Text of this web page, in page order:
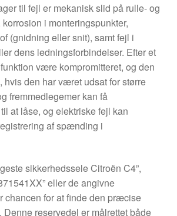
til fejl er mekanisk slid på rulle- og
i monteringspunkter,
(gnidning eller snit), samt fejl i
dens ledningsforbindelser. Efter et
være kompromitteret, og den
hvis den har været udsat for større
fremmedlegemer kan få
at låse, og elektriske fejl kan
af spænding i
sikkerhedssele Citroën C4”,
eller de angivne
chancen for at finde den præcise
Denne reservedel er målrettet både